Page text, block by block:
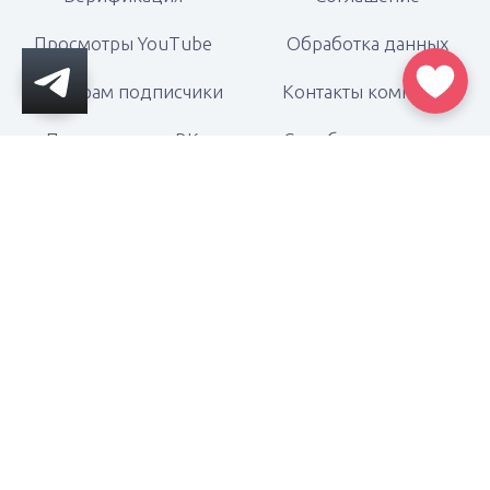
Просмотры YouTube
Инстаграм подписчики
Продвижение ВК
Обработка данных
Контакты компании
Служба поддержки